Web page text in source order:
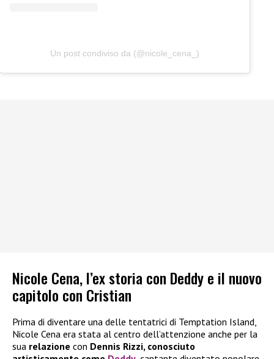
Un post condiviso da (@nicole_cena_)
Nicole Cena, l’ex storia con Deddy e il nuovo
capitolo con Cristian
Prima di diventare una delle tentatrici di Temptation Island,
Nicole Cena era stata al centro dell’attenzione anche per la
sua relazione con Dennis Rizzi, conosciuto